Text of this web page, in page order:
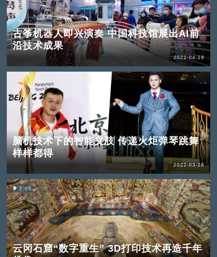
古筝机器人即兴演奏 中国科技馆展出AI前
沿技术成果
2022-04-18
脑机技术下的智能义肢 传递火炬弹琴跳舞
样样都得
2022-03-28
2:05
云冈石窟“数字重生” 3D打印技术再造千年